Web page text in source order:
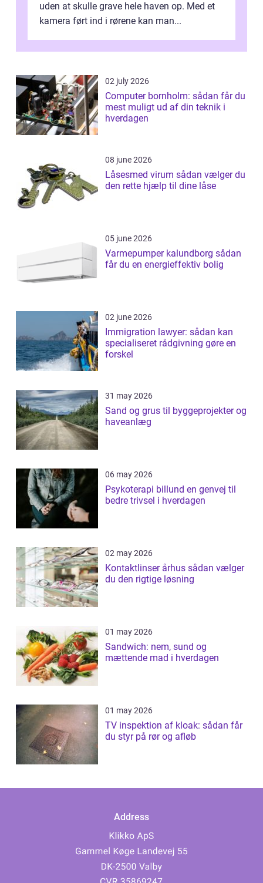
uden at skulle grave hele haven op. Med et
kamera ført ind i rørene kan man...
02 july 2026
Computer bornholm: sådan får du
mest muligt ud af din teknik i
hverdagen
08 june 2026
Låsesmed virum sådan vælger du
den rette hjælp til dine låse
05 june 2026
Varmepumper kalundborg sådan
får du en energieffektiv bolig
02 june 2026
Immigration lawyer: sådan kan
specialiseret rådgivning gøre en
forskel
31 may 2026
Sand og grus til byggeprojekter og
haveanlæg
06 may 2026
Psykoterapi billund en genvej til
bedre trivsel i hverdagen
02 may 2026
Kontaktlinser århus sådan vælger
du den rigtige løsning
01 may 2026
Sandwich: nem, sund og
mættende mad i hverdagen
01 may 2026
TV inspektion af kloak: sådan får
du styr på rør og afløb
Address